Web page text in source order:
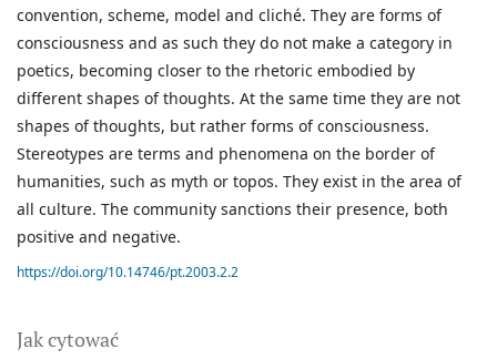
Jak cytować
convention, scheme, model and cliché. They are forms of
consciousness and as such they do not make a category in
poetics, becoming closer to the rhetoric embodied by
different shapes of thoughts. At the same time they are not
shapes of thoughts, but rather forms of consciousness.
Stereotypes are terms and phenomena on the border of
humanities, such as myth or topos. They exist in the area of
all culture. The community sanctions their presence, both
positive and negative.
https://doi.org/10.14746/pt.2003.2.2